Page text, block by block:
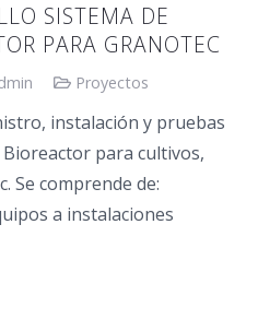
SISTEMA DE
PARA GRANOTEC
Proyectos
instalación y pruebas
para cultivos,
Se comprende de:
a instalaciones